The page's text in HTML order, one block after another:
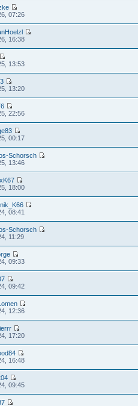
07:26
16:38
13:53
13:20
22:56
00:17
Schorsch
13:46
18:00
08:41
Schorsch
11:29
09:33
09:42
12:36
17:20
16:48
09:45